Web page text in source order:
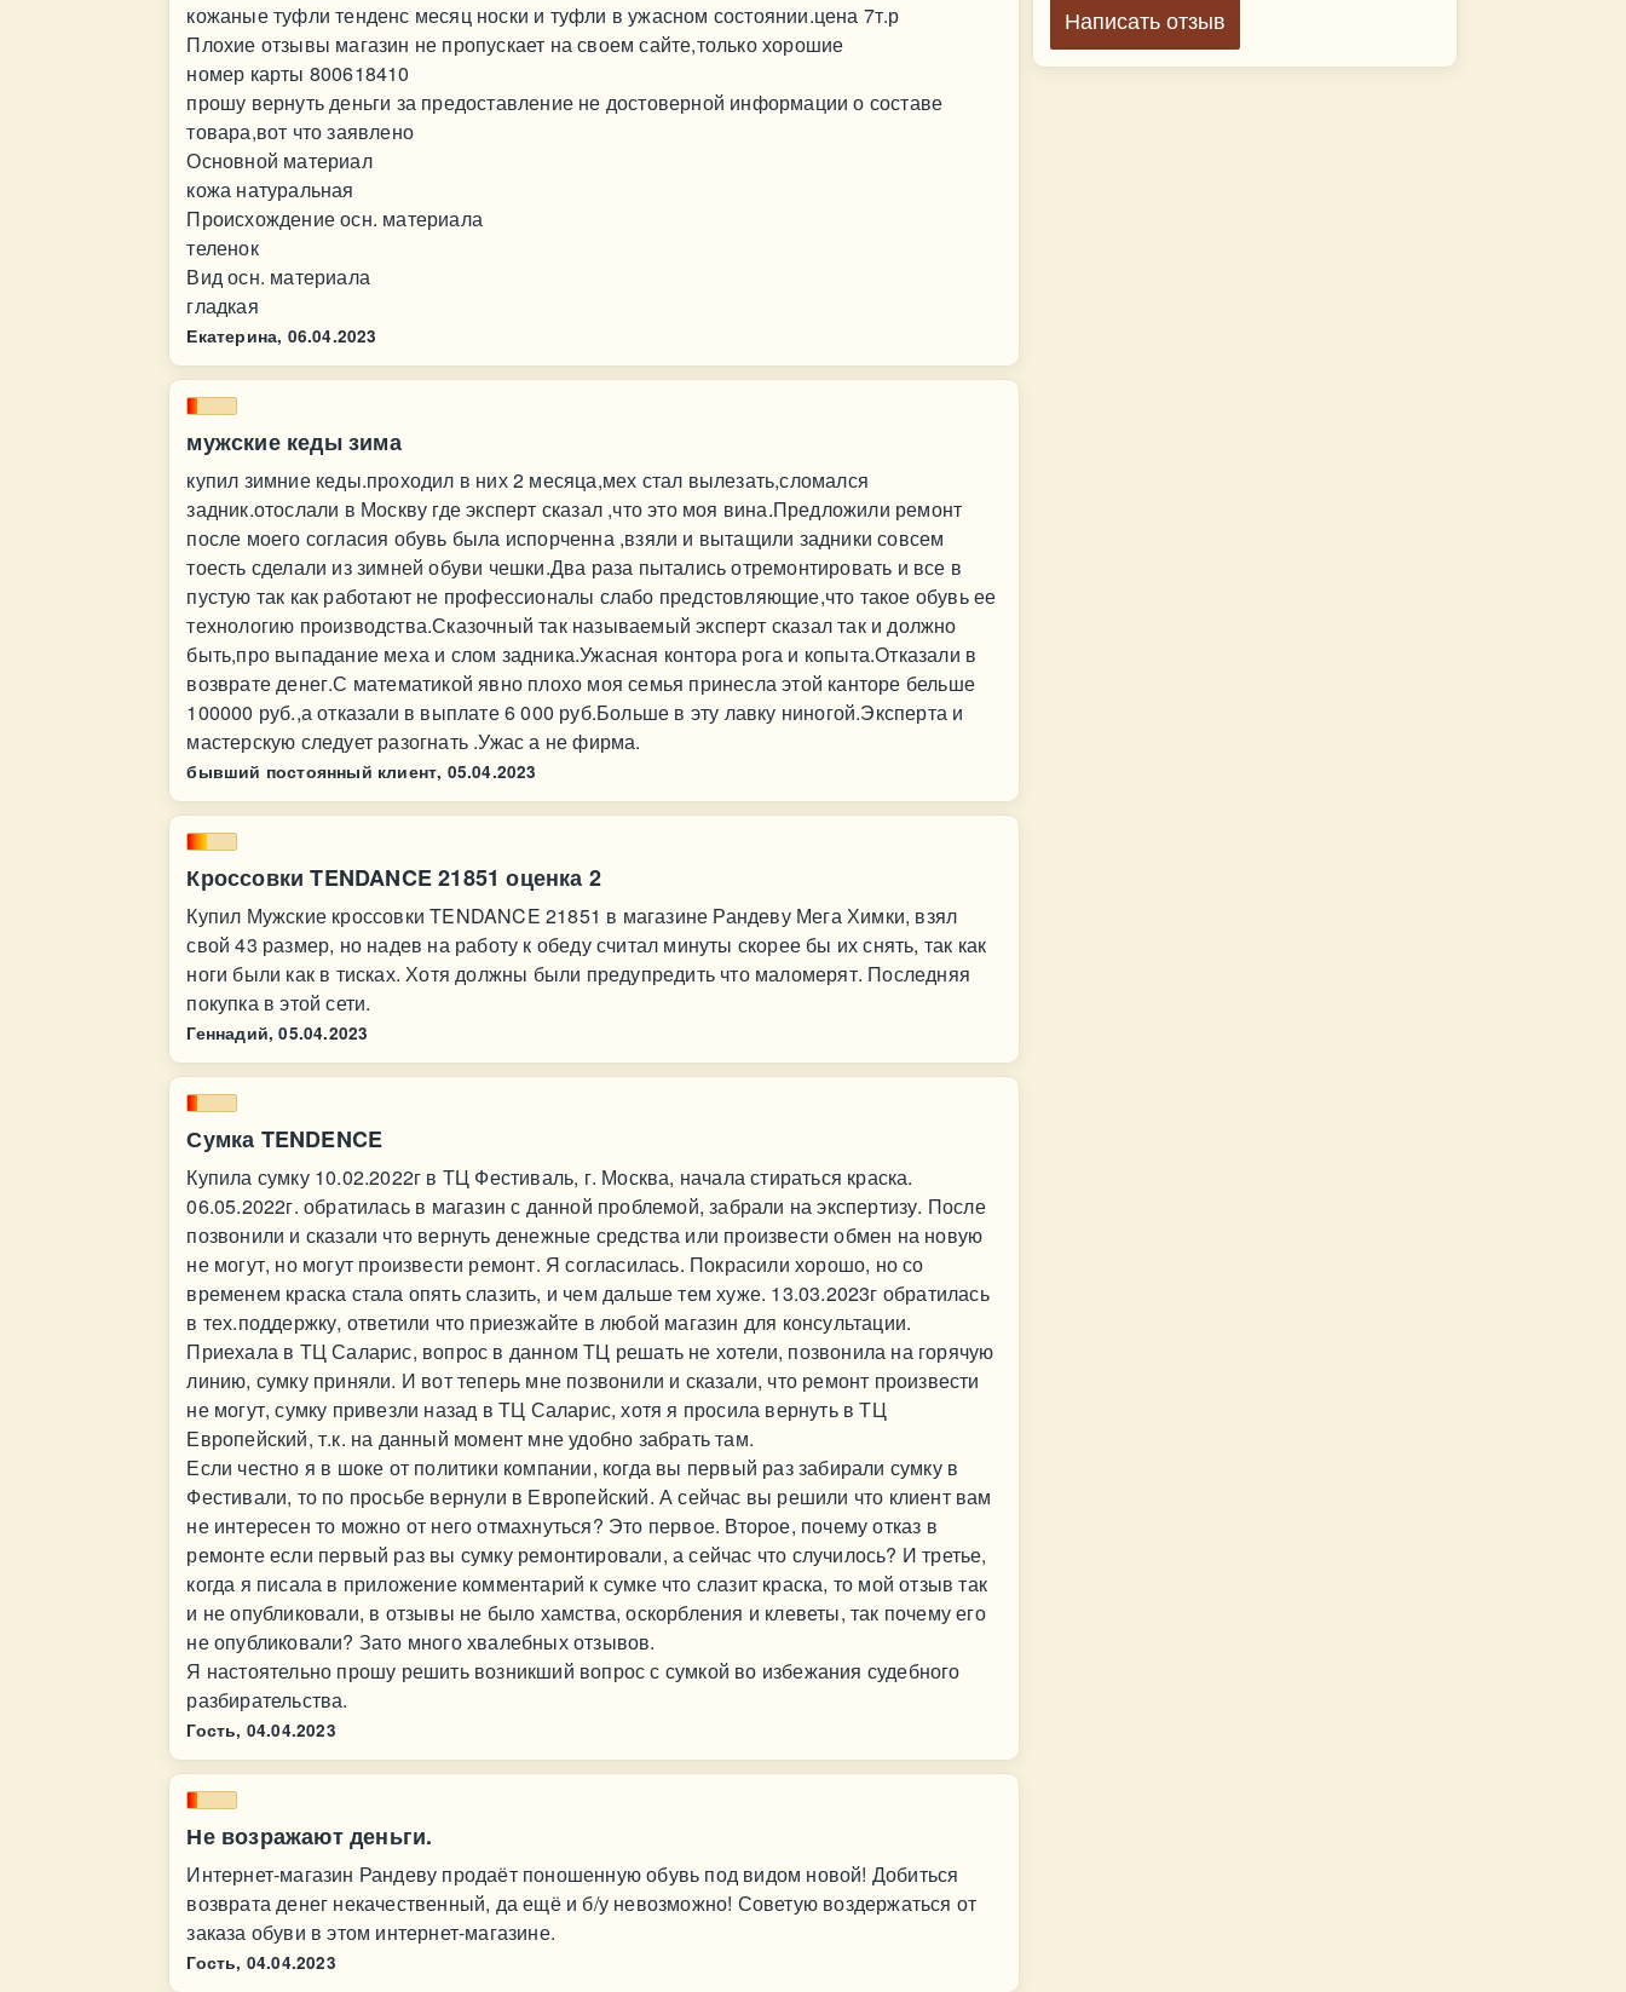
кожаные туфли тенденс месяц носки и туфли в ужасном состоянии.цена 7т.р
Плохие отзывы магазин не пропускает на своем сайте,только хорошие
номер карты 800618410
прошу вернуть деньги за предоставление не достоверной информации о составе
товара,вот что заявлено
Основной материал
кожа натуральная
Происхождение осн. материала
теленок
Вид осн. материала
гладкая
Екатерина, 06.04.2023
мужские кеды зима
купил зимние кеды.проходил в них 2 месяца,мех стал вылезать,сломался
задник.отослали в Москву где эксперт сказал ,что это моя вина.Предложили ремонт
после моего согласия обувь была испорченна ,взяли и вытащили задники совсем
тоесть сделали из зимней обуви чешки.Два раза пытались отремонтировать и все в
пустую так как работают не профессионалы слабо предстовляющие,что такое обувь ее
технологию производства.Сказочный так называемый эксперт сказал так и должно
быть,про выпадание меха и слом задника.Ужасная контора рога и копыта.Отказали в
возврате денег.С математикой явно плохо моя семья принесла этой канторе бельше
100000 руб.,а отказали в выплате 6 000 руб.Больше в эту лавку ниногой.Эксперта и
мастерскую следует разогнать .Ужас а не фирма.
бывший постоянный клиент, 05.04.2023
Кроссовки TENDANCE 21851 оценка 2
Купил Мужские кроссовки TENDANCE 21851 в магазине Рандеву Мега Химки, взял
свой 43 размер, но надев на работу к обеду считал минуты скорее бы их снять, так как
ноги были как в тисках. Хотя должны были предупредить что маломерят. Последняя
покупка в этой сети.
Геннадий, 05.04.2023
Сумка TENDENCE
Купила сумку 10.02.2022г в ТЦ Фестиваль, г. Москва, начала стираться краска.
06.05.2022г. обратилась в магазин с данной проблемой, забрали на экспертизу. После
позвонили и сказали что вернуть денежные средства или произвести обмен на новую
не могут, но могут произвести ремонт. Я согласилась. Покрасили хорошо, но со
временем краска стала опять слазить, и чем дальше тем хуже. 13.03.2023г обратилась
в тех.поддержку, ответили что приезжайте в любой магазин для консультации.
Приехала в ТЦ Саларис, вопрос в данном ТЦ решать не хотели, позвонила на горячую
линию, сумку приняли. И вот теперь мне позвонили и сказали, что ремонт произвести
не могут, сумку привезли назад в ТЦ Саларис, хотя я просила вернуть в ТЦ
Европейский, т.к. на данный момент мне удобно забрать там.
Если честно я в шоке от политики компании, когда вы первый раз забирали сумку в
Фестивали, то по просьбе вернули в Европейский. А сейчас вы решили что клиент вам
не интересен то можно от него отмахнуться? Это первое. Второе, почему отказ в
ремонте если первый раз вы сумку ремонтировали, а сейчас что случилось? И третье,
когда я писала в приложение комментарий к сумке что слазит краска, то мой отзыв так
и не опубликовали, в отзывы не было хамства, оскорбления и клеветы, так почему его
не опубликовали? Зато много хвалебных отзывов.
Я настоятельно прошу решить возникший вопрос с сумкой во избежания судебного
разбирательства.
Гость, 04.04.2023
Не возражают деньги.
Интернет-магазин Рандеву продаёт поношенную обувь под видом новой! Добиться
возврата денег некачественный, да ещё и б/у невозможно! Советую воздержаться от
заказа обуви в этом интернет-магазине.
Гость, 04.04.2023
Написать отзыв